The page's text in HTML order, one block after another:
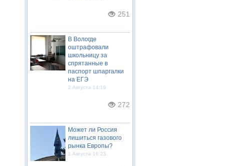
251
В Вологде
оштрафовали
школьницу за
спрятанные в
паспорт шпаргалки
на ЕГЭ
2 Августа 14:19
272
Может ли Россия
лишиться газового
рынка Европы?
1 Августа 16:23